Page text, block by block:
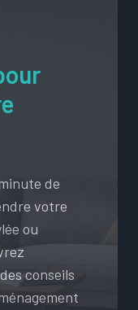
de
votre
ou
conseils